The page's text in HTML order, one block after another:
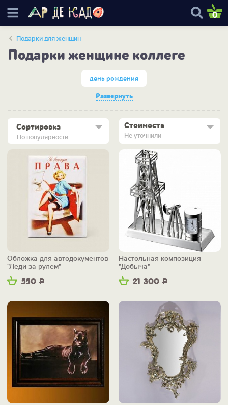
0
Подарки для женщин
Подарки женщине коллеге
день рождения
Развернуть
По популярности
Сортировка Стоимость
Не уточнили
550 Р
Обложка для автодокументов
"Леди за рулем"
21 300 Р
Настольная композиция
"Добыча"